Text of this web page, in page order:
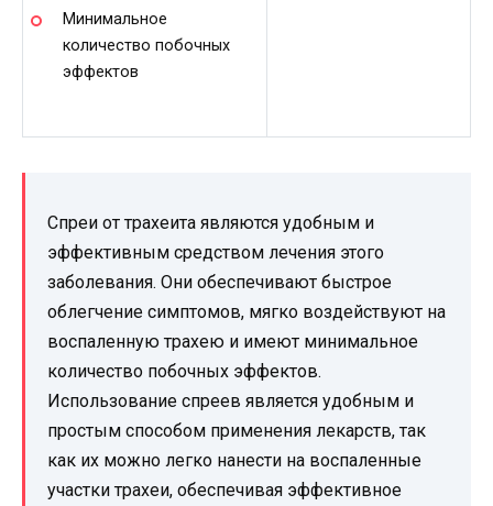
Минимальное
количество побочных
эффектов
Спреи от трахеита являются удобным и
эффективным средством лечения этого
заболевания. Они обеспечивают быстрое
облегчение симптомов, мягко воздействуют на
воспаленную трахею и имеют минимальное
количество побочных эффектов.
Использование спреев является удобным и
простым способом применения лекарств, так
как их можно легко нанести на воспаленные
участки трахеи, обеспечивая эффективное